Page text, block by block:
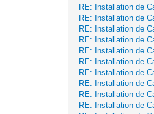
RE: Installation de
RE: Installation de
RE: Installation de
RE: Installation de
RE: Installation de
RE: Installation de
RE: Installation de
RE: Installation de
RE: Installation de
RE: Installation de